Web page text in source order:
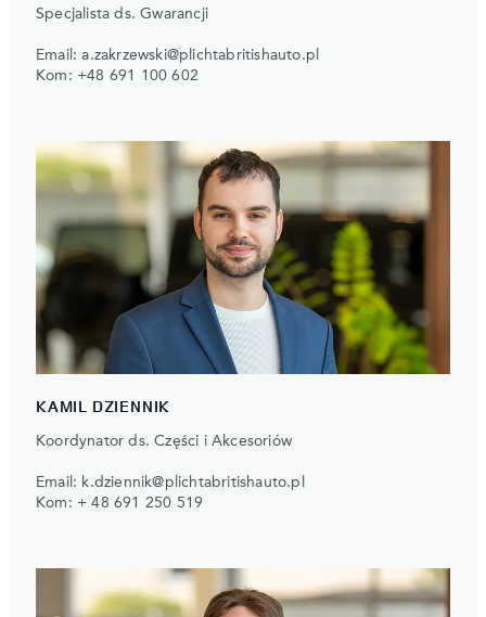
Specjalista ds. Gwarancji
Email:a.zakrzewski@plichtabritishauto.pl
Kom: +48 691 100 602
KAMIL DZIENNIK
Koordynator ds. Części i Akcesoriów
Email: k.dziennik@plichtabritishauto.pl
Kom: + 48 691 250 519